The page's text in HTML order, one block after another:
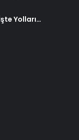
Yolları…